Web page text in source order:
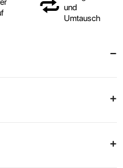
und
Umtausch